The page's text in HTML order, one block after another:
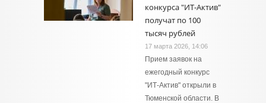
конкурса "ИТ-Актив"
получат по 100
тысяч рублей
17 марта 2026, 14:06
Прием заявок на
ежегодный конкурс
"ИТ-Актив" открыли в
Тюменской области. В